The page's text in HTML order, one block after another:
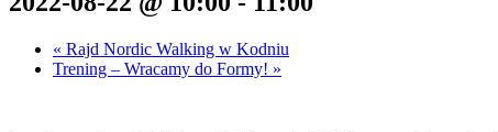
« Rajd Nordic Walking w Kodniu
Trening – Wracamy do Formy! »